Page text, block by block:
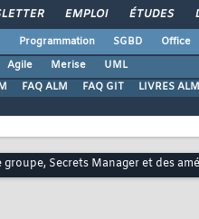
EMPLOI ÉTUDES
Programmation SGBD Office
Agile Merise
UML
FAQ ALM FAQ GIT LIVRES ALM
Secrets Manager et des